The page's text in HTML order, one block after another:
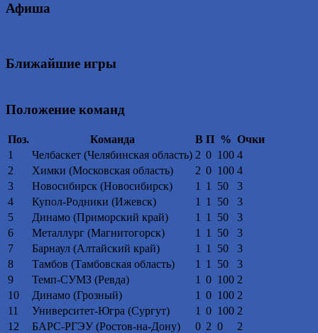
Афиша
Ближайшие игры
Положение команд
Поз. Команда В П % Очки
1
Челбаскет (Челябинская область) 2 0 100 4
2
Химки (Московская область) 2 0 100 4
3
Новосибирск (Новосибирск) 1 1 50
3
4
Купол-Родники (Ижевск) 1 1 50
3
5
Динамо (Приморский край) 1 1 50
3
6
Металлург (Магнитогорск) 1 1 50
3
7
Барнаул (Алтайский край) 1 1 50
3
8
Тамбов (Тамбовская область) 1 1 50
3
9
Темп-СУМЗ (Ревда) 1 0 100 2
10
Динамо (Грозный) 1 0 100 2
11
Университет-Югра (Сургут) 1 0 100 2
12
БАРС-РГЭУ (Ростов-на-Дону) 0 2 0
2